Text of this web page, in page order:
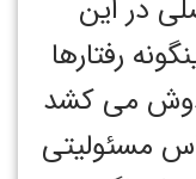
در این
رفتارها
دوش می کشد
مسئولیتی